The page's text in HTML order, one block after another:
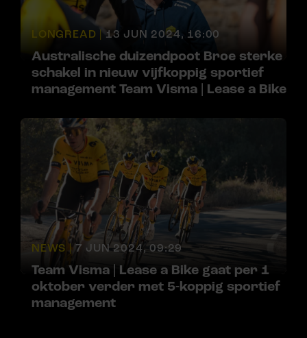
LONGREAD | 13 JUN 2024, 16:00
Australische duizendpoot Broe sterke
schakel in nieuw vijfkoppig sportief
management Team Visma | Lease a Bike
NEWS | 7 JUN 2024, 09:29
Team Visma | Lease a Bike gaat per 1
oktober verder met 5-koppig sportief
management